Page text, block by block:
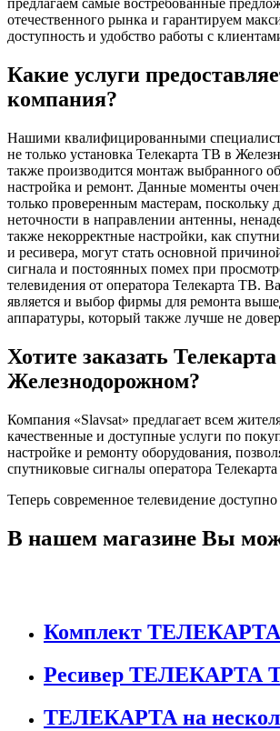
отечественного рынка и гарантируем
доступность и удобство работы с
Какие услуги
компания?
Нашими квалифицированными
не только установка Телекарта ТВ в
также производится монтаж выбранного
настройка и ремонт. Данные моменты
только проверенным мастерам, поскольку
неточности в направлении антенны,
также некорректные настройки, как
и ресивера, могут стать основной
сигнала и постоянных помех при
телевидения от оператора Телекарта ТВ.
является и выбор фирмы для ремонта
аппаратуры, который также лучше не
Хотите заказать
Железнодорожном?
Компания «Slavsat» предлагает всем
качественные и доступные услуги по
настройке и ремонту оборудования,
спутниковые сигналы оператора
Теперь современное телевидение
В нашем магазине Вы
Комплект
Ресивер ТЕЛЕКАРТА
ТЕЛЕКАРТА на